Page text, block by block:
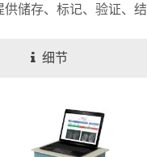
供储存、标记、验证、结
断更精准，资料存取更即
细节